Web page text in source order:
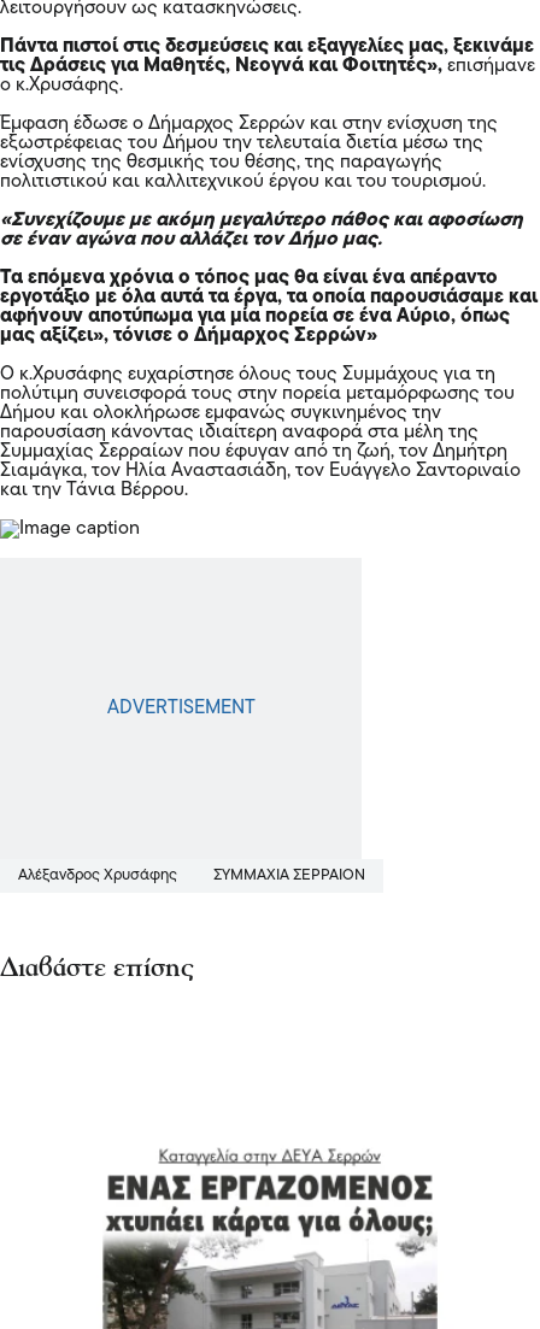
λειτουργήσουν ως κατασκηνώσεις.
Πάντα πιστοί στις δεσμεύσεις και εξαγγελίες μας, ξεκινάμε
τις Δράσεις για Μαθητές, Νεογνά και Φοιτητές», επισήμανε
ο κ.Χρυσάφης.
Έμφαση έδωσε ο Δήμαρχος Σερρών και στην ενίσχυση της
εξωστρέφειας του Δήμου την τελευταία διετία μέσω της
ενίσχυσης της θεσμικής του θέσης, της παραγωγής
πολιτιστικού και καλλιτεχνικού έργου και του τουρισμού.
«Συνεχίζουμε με ακόμη μεγαλύτερο πάθος και αφοσίωση
σε έναν αγώνα που αλλάζει τον Δήμο μας.
Τα επόμενα χρόνια ο τόπος μας θα είναι ένα απέραντο
εργοτάξιο με όλα αυτά τα έργα, τα οποία παρουσιάσαμε και
αφήνουν αποτύπωμα για μία πορεία σε ένα Αύριο, όπως
μας αξίζει», τόνισε ο Δήμαρχος Σερρών»
Ο κ.Χρυσάφης ευχαρίστησε όλους τους Συμμάχους για τη
πολύτιμη συνεισφορά τους στην πορεία μεταμόρφωσης του
Δήμου και ολοκλήρωσε εμφανώς συγκινημένος την
παρουσίαση κάνοντας ιδιαίτερη αναφορά στα μέλη της
Συμμαχίας Σερραίων που έφυγαν από τη ζωή, τον Δημήτρη
Σιαμάγκα, τον Ηλία Αναστασιάδη, τον Ευάγγελο Σαντοριναίο
και την Τάνια Βέρρου.
Αλέξανδρος Χρυσάφης ΣΥΜΜΑΧΙΑ ΣΕΡΡΑΙΟΝ
Διαβάστε επίσης